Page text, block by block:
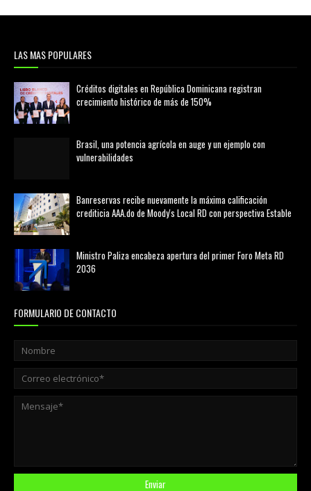
LAS MAS POPULARES
Créditos digitales en República Dominicana registran
crecimiento histórico de más de 150%
Brasil, una potencia agrícola en auge y un ejemplo con
vulnerabilidades
Banreservas recibe nuevamente la máxima calificación
crediticia AAA.do de Moody's Local RD con perspectiva Estable
Ministro Paliza encabeza apertura del primer Foro Meta RD
2036
FORMULARIO DE CONTACTO